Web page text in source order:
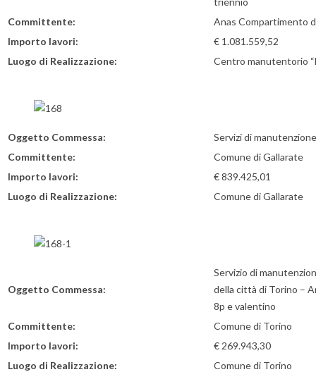
Committente:
Anas Compartimento
Importo lavori:
€ 1.081.559,52
Luogo di Realizzazione:
Centro manutentorio
Oggetto Commessa:
Servizi di
Committente:
Comune di Gallarate
Importo lavori:
€ 839.425,01
Luogo di Realizzazione:
Comune di Gallarate
Oggetto Commessa:
Servizio di
della città di Torino –
8p e valentino
Committente:
Comune di Torino
Importo lavori:
€ 269.943,30
Luogo di Realizzazione:
Comune di Torino